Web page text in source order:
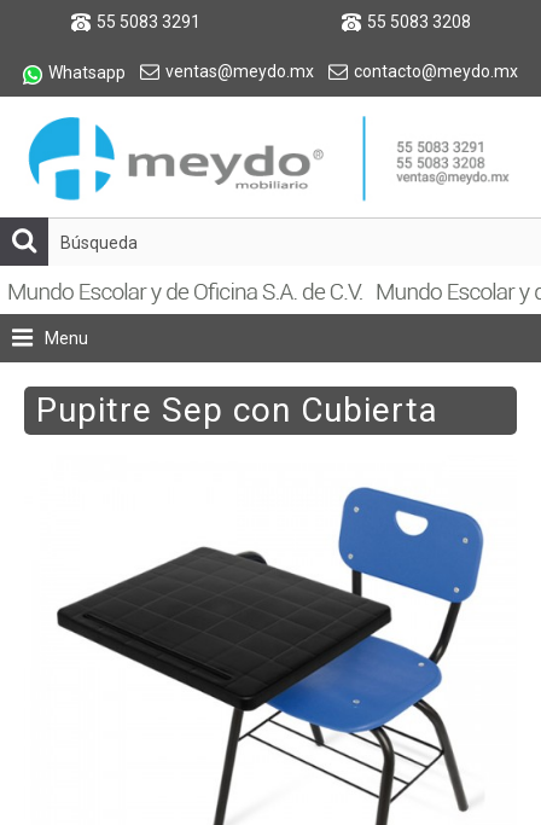
55 5083 3291 55 5083 3208
Whatsapp ventas@meydo.mx contacto@meydo.mx
Menu
Pupitre Sep con Cubierta